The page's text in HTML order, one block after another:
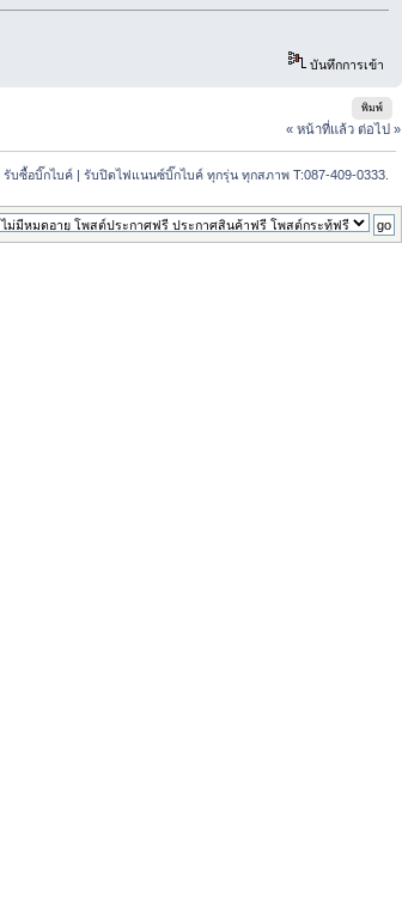
บันทึกการเข้า
พิมพ์
« หน้าที่แล้ว ต่อไป »
รับซื้อบิ๊กไบค์ | รับปิดไฟแนนซ์บิ๊กไบค์ ทุกรุ่น ทุกสภาพ T:087-409-0333.